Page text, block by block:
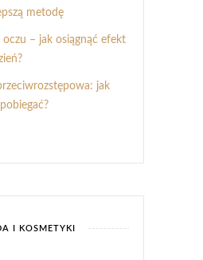
metodę
oczu – jak osiągnąć efekt
jak
I KOSMETYKI